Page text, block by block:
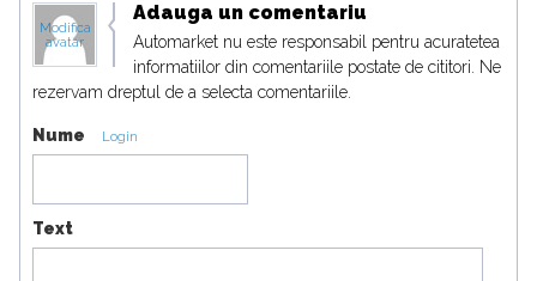
Modifica
avatar
Adauga un comentariu
Automarket nu este responsabil pentru acuratetea
informatiilor din comentariile postate de cititori. Ne
rezervam dreptul de a selecta comentariile.
Nume Login
Text